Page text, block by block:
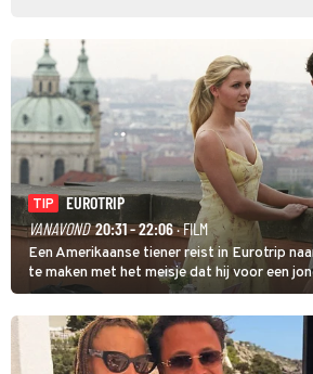
TIP
EUROTRIP
VANAVOND 20:31 - 22:06· FILM
Een Amerikaanse tiener reist in Eurotrip
te maken met het meisje dat hij voor een